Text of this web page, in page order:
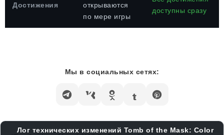
Достижения
открываются
по мере игры
доступны сразу
Мы в социальных сетях:
Лог технических изменений Tomb of the Mask: Color